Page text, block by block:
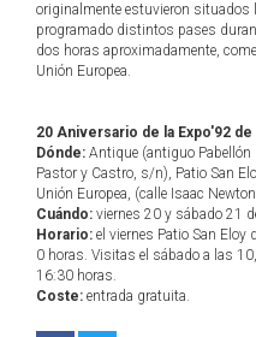
originalmente estuvieron situados
programado distintos pases
dos horas aproximadamente,
Unión Europea.
20 Aniversario de la Expo'92 de
Dónde: Antique (antiguo
Pastor y Castro, s/n), Patio San
Unión Europea, (calle Isaac
Cuándo: viernes 20 y sábado 21
Horario: el viernes Patio San
0 horas. Visitas el sábado a las
16:30 horas.
Coste: entrada gratuita.